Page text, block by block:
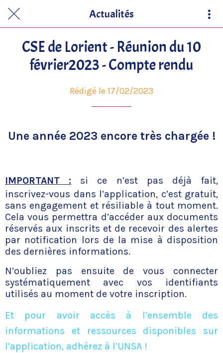
Actualités
CSE de Lorient - Réunion du 10
février2023 - Compte rendu
Rédigé le 17/02/2023
Une année 2023 encore très chargée !
IMPORTANT : si ce n’est pas déjà fait,
inscrivez-vous dans l’application, c’est gratuit,
sans engagement et résiliable à tout moment.
Cela vous permettra d’accéder aux documents
réservés aux inscrits et de recevoir des alertes
par notification lors de la mise à disposition
des dernières informations.
N’oubliez pas ensuite de vous connecter
systématiquement avec vos identifiants
utilisés au moment de votre inscription.
Et pour avoir accès à l’ensemble des
informations et ressources disponibles sur
l’application, adhérez à l’UNSA !